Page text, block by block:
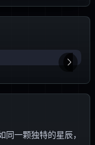
一颗独特的星辰，